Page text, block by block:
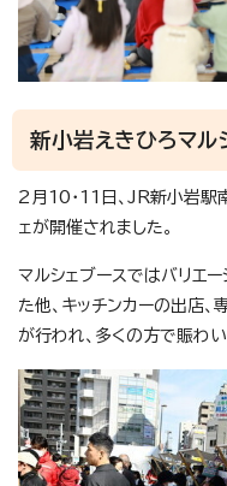
新小岩えきひろマル
2月10・11日、JR新小岩駅
ェが開催されました。
マルシェブースではバリエ
た他、キッチンカーの出店
が行われ、多くの方で賑わい